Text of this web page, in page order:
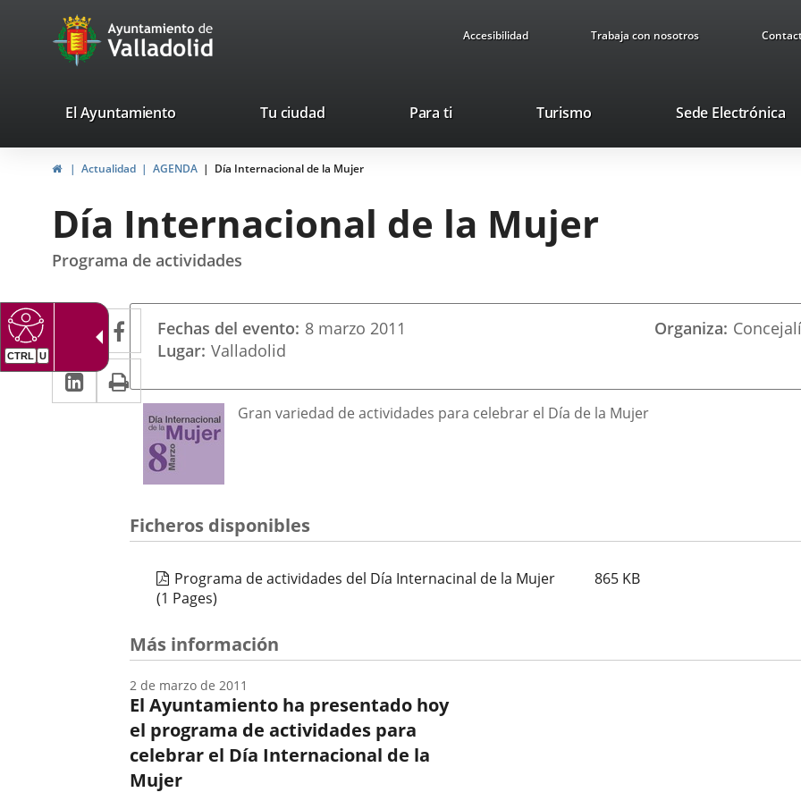
Portal
Web
Ayuntamiento
de
Valladolid
Accesibilidad Trabaja con nosotros
valladolid.es
El Ayuntamiento Tu ciudad Para ti TurismoEste
se
ventana
Sede Electrónica
InicioActualidad AGENDA Día Internacional de la Mujer
Día Internacional de la Mujer
Programa de actividades
Twitter
Enlace
una
aplicación
externa.
Facebook
Enlace
a
una
aplicación
externa.
LinkedIn
Enlace
a
aplicación
externa.
del
evento
Fechas del evento 8 marzo 2011
Lugar Valladolid
Organiza
DescripciónGran variedad de actividades para celebrar el Día de la Mujer
Ficheros disponibles
Programa de actividades del Día Internacinal de la Mujer 865 KB
(1 Pages)
Más información
El Ayuntamiento ha presentado hoy
el programa de actividades para
celebrar el Día Internacional de la
Mujer
2 de marzo de 2011